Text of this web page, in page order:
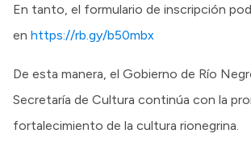
En tanto, el formulario de inscripción
en https://rb.gy/b50mbx
De esta manera, el Gobierno de Río
Secretaría de Cultura continúa con la
fortalecimiento de la cultura rionegrina.